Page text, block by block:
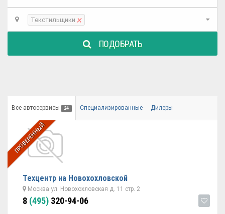
Текстильщики ×
ПОДОБРАТЬ
Все автосервисы 24 Специализированные Дилеры
ПРОВЕРЕННЫЙ
Техцентр на Новохохловской
Москва ул. Новохохловская д. 11 стр. 2
8 (495) 320-94-06